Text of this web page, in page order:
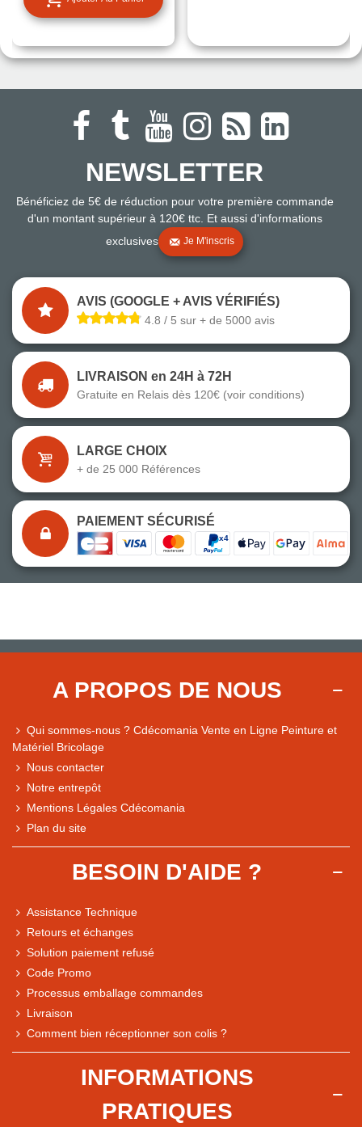
Comparaison des performances du magasin
Express, Chez vous, Point relais, Retrait magasin
NEWSLETTER
Bénéficiez de 5€ de réduction pour votre première commande
d'un montant supérieur à 120€ ttc. Et aussi d'informations
exclusives
Je M'inscris
AVIS (GOOGLE + AVIS VÉRIFIÉS)
4.8 / 5 sur + de 5000 avis
LIVRAISON en 24H à 72H
Gratuite en Relais dès 120€ (voir conditions)
LARGE CHOIX
+ de 25 000 Références
PAIEMENT SÉCURISÉ
A PROPOS DE NOUS
Qui sommes-nous ? Cdécomania Vente en Ligne Peinture et
Matériel Bricolage
Nous contacter
Notre entrepôt
Mentions Légales Cdécomania
Plan du site
BESOIN D'AIDE ?
Assistance Technique
Retours et échanges
Solution paiement refusé
Code Promo
Processus emballage commandes
Livraison
Comment bien réceptionner son colis ?
INFORMATIONS
PRATIQUES